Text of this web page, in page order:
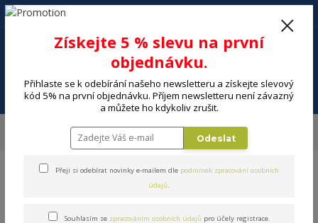
Menu
+420 602 494 600
Získejte 5 % slevu na první
objednávku.
Přihlaste se k odebírání našeho newsletteru a získejte slevový
kód 5% na první objednávku. Příjem newsletteru není závazný
a můžete ho kdykoliv zrušit.
Odeslat
Přeji si odebírat novinky e-mailem dle podmínek zpracování osobních
údajů.
Souhlasím se zpracováním osobních údajů pro účely registrace.